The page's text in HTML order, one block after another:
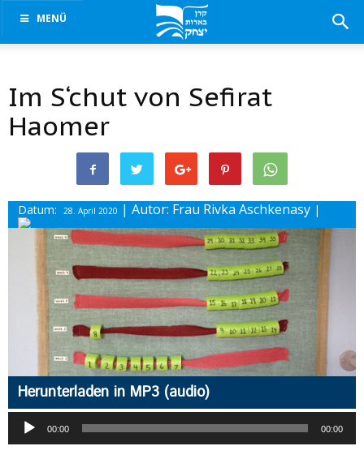
MENÜ
Im S‘chut von Sefirat
Haomer
Datum: 28. April 2020 | Autor: Frau Rivka Aschkenasy |
Herunterladen in MP3 (audio)
Audio-
Player
00:00 00:00